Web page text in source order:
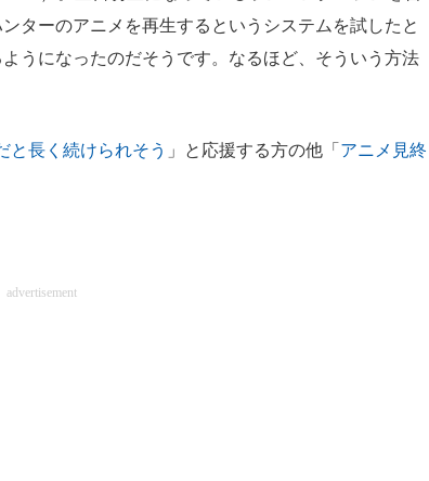
ターのアニメを再生するというシステムを試したと
うになったのだそうです。なるほど、そういう方法
と長く続けられそう 」と応援する方の他「 アニメ見終
advertisement